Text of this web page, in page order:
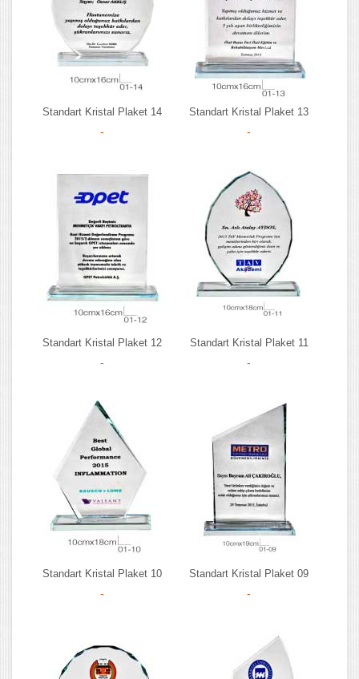
Standart Kristal Plaket 14
-
Standart Kristal Plaket 13
-
Standart Kristal Plaket 12
-
Standart Kristal Plaket 11
-
Standart Kristal Plaket 10
-
Standart Kristal Plaket 09
-